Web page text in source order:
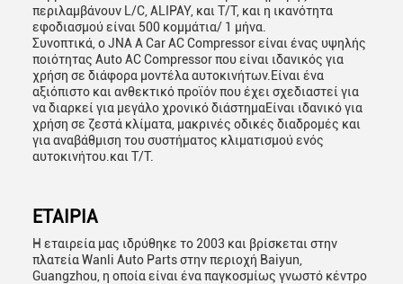
περιλαμβάνουν L/C, ALIPAY, και T/T, και η ικανότητα
εφοδιασμού είναι 500 κομμάτια/ 1 μήνα.
Συνοπτικά, ο JNA A Car AC Compressor είναι ένας υψηλής
ποιότητας Auto AC Compressor που είναι ιδανικός για
χρήση σε διάφορα μοντέλα αυτοκινήτων.Είναι ένα
αξιόπιστο και ανθεκτικό προϊόν που έχει σχεδιαστεί για
να διαρκεί για μεγάλο χρονικό διάστημαΕίναι ιδανικό για
χρήση σε ζεστά κλίματα, μακρινές οδικές διαδρομές και
για αναβάθμιση του συστήματος κλιματισμού ενός
αυτοκινήτου.και T/T.
ΕΤΑΙΡΙΑ
Η εταιρεία μας ιδρύθηκε το 2003 και βρίσκεται στην
πλατεία Wanli Auto Parts στην περιοχή Baiyun,
Guangzhou, η οποία είναι ένα παγκοσμίως γνωστό κέντρο